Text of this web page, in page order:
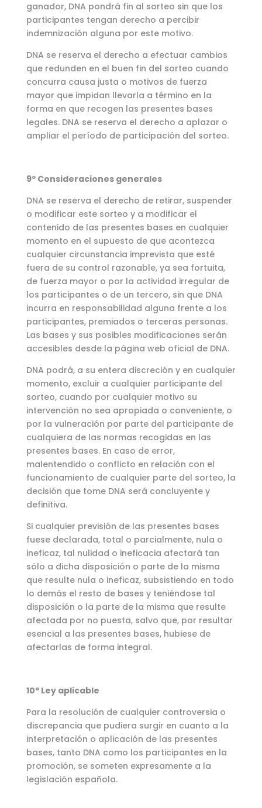
ganador, DNA pondrá fin al sorteo sin que los
participantes tengan derecho a percibir
indemnización alguna por este motivo.
DNA se reserva el derecho a efectuar cambios
que redunden en el buen fin del sorteo cuando
concurra causa justa o motivos de fuerza
mayor que impidan llevarla a término en la
forma en que recogen las presentes bases
legales. DNA se reserva el derecho a aplazar o
ampliar el período de participación del sorteo.
9º Consideraciones generales
DNA se reserva el derecho de retirar, suspender
o modificar este sorteo y a modificar el
contenido de las presentes bases en cualquier
momento en el supuesto de que acontezca
cualquier circunstancia imprevista que esté
fuera de su control razonable, ya sea fortuita,
de fuerza mayor o por la actividad irregular de
los participantes o de un tercero, sin que DNA
incurra en responsabilidad alguna frente a los
participantes, premiados o terceras personas.
Las bases y sus posibles modificaciones serán
accesibles desde la página web oficial de DNA.
DNA podrá, a su entera discreción y en cualquier
momento, excluir a cualquier participante del
sorteo, cuando por cualquier motivo su
intervención no sea apropiada o conveniente, o
por la vulneración por parte del participante de
cualquiera de las normas recogidas en las
presentes bases. En caso de error,
malentendido o conflicto en relación con el
funcionamiento de cualquier parte del sorteo, la
decisión que tome DNA será concluyente y
definitiva.
Si cualquier previsión de las presentes bases
fuese declarada, total o parcialmente, nula o
ineficaz, tal nulidad o ineficacia afectará tan
sólo a dicha disposición o parte de la misma
que resulte nula o ineficaz, subsistiendo en todo
lo demás el resto de bases y teniéndose tal
disposición o la parte de la misma que resulte
afectada por no puesta, salvo que, por resultar
esencial a las presentes bases, hubiese de
afectarlas de forma integral.
10º Ley aplicable
Para la resolución de cualquier controversia o
discrepancia que pudiera surgir en cuanto a la
interpretación o aplicación de las presentes
bases, tanto DNA como los participantes en la
promoción, se someten expresamente a la
legislación española.